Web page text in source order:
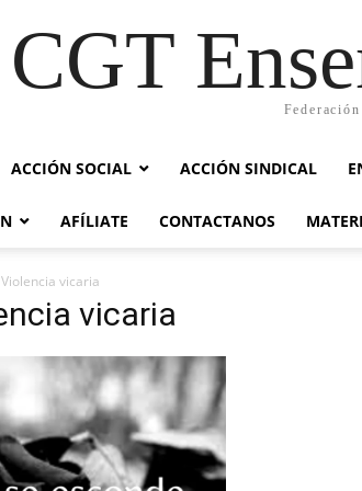
CGT
ACCIÓN SOCIAL ACCIÓN SINDICAL
AFÍLIATE CONTACTANOS
Violencia vicaria
vicaria